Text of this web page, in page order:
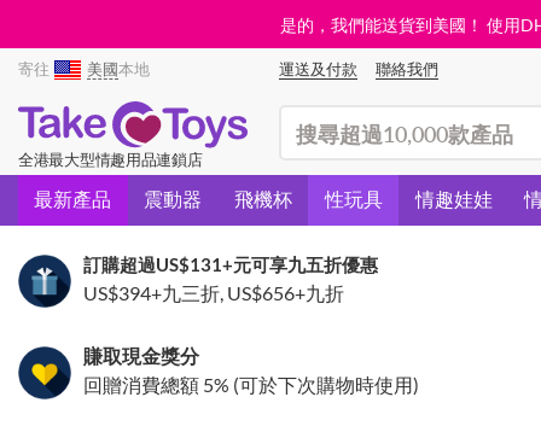
是的，我們能送貨到美國！ 使用
寄往 美國本地 運送及付款 聯絡我們
全港最大型情趣用品連鎖店
最新產品 震動器 飛機杯 性玩具 情趣娃娃
訂購超過US$131+元可享九五折優惠
US$394+九三折, US$656+九折
賺取現金獎分
回贈消費總額 5% (可於下次購物時使用)